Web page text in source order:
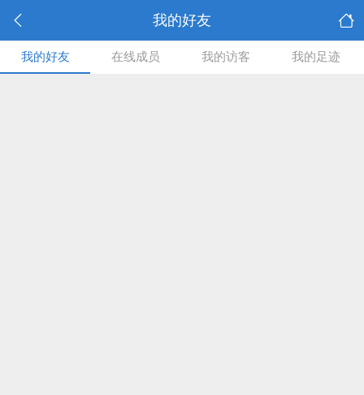
我的好友
我的好友 在线成员 我的访客 我的足迹